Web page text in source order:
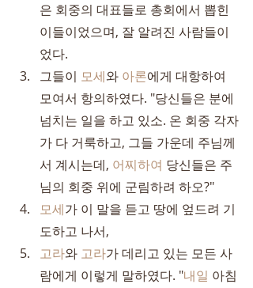
은 회중의 대표들로 총회에서 뽑힌
이들이었으며, 잘 알려진 사람들이
었다.
그들이 모세와 아론에게 대항하여
모여서 항의하였다. "당신들은 분에
넘치는 일을 하고 있소. 온 회중 각자
가 다 거룩하고, 그들 가운데 주님께
서 계시는데, 어찌하여 당신들은 주
님의 회중 위에 군림하려 하오?"
모세가 이 말을 듣고 땅에 엎드려 기
도하고 나서,
고라와 고라가 데리고 있는 모든 사
람에게 이렇게 말하였다. "내일 아침